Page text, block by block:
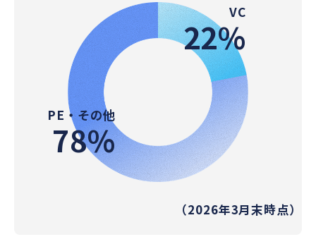
VC
22%
PE・その他
78%
（2026年3月末時点）